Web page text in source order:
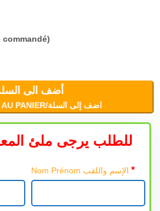
أضف الى
AJOUTER AU PANIER/اضف إلى السلة
للطلب يرجى ملئ
*